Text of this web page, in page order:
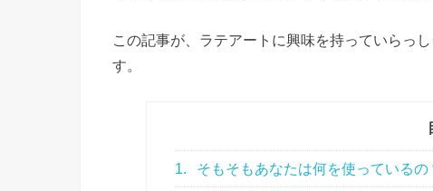
この記事が、ラテアートに興味を持っていらっ
す。
1. そもそもあなたは何を使っているの